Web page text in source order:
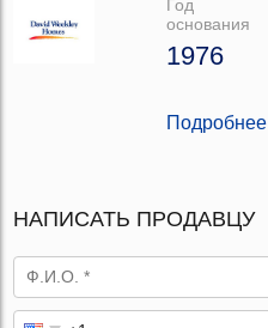
Год
основания
1976
Подробнее
НАПИСАТЬ ПРОДАВЦУ